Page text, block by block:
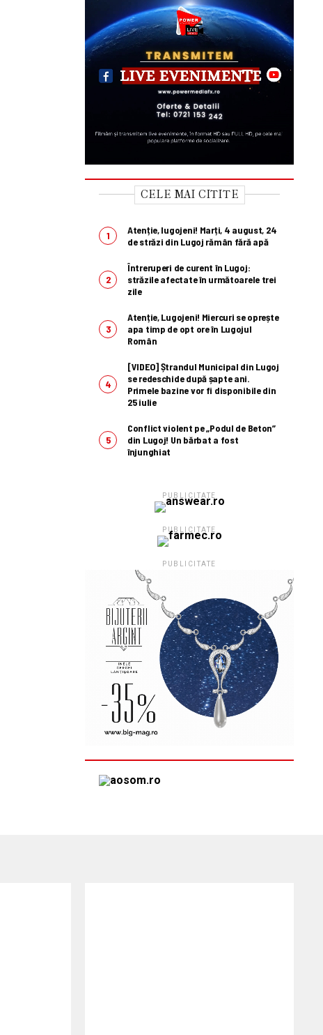
CELE MAI CITITE
Atenție, lugojeni! Marți, 4 august, 24
de străzi din Lugoj rămân fără apă
Întreruperi de curent în Lugoj:
străzile afectate în următoarele trei
zile
Atenție, Lugojeni! Miercuri se oprește
apa timp de opt ore în Lugojul
Român
[VIDEO] Ștrandul Municipal din Lugoj
se redeschide după șapte ani.
Primele bazine vor fi disponibile din
25 iulie
Conflict violent pe „Podul de Beton”
din Lugoj! Un bărbat a fost
înjunghiat
PUBLICITATE
PUBLICITATE
PUBLICITATE